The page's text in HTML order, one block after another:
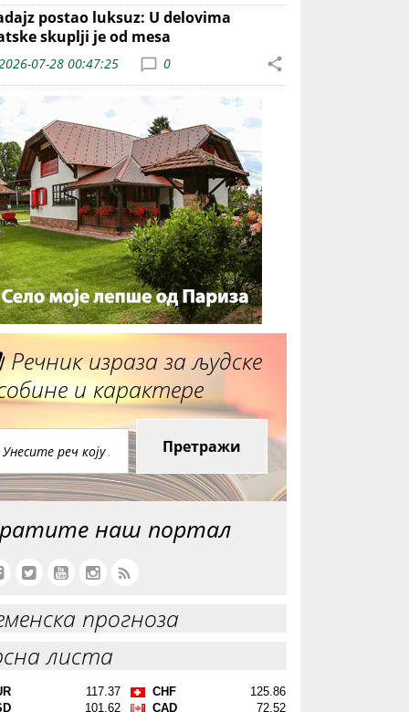
postao luksuz: U delovima
skuplji je od mesa
07-28 00:47:25 0
Речник израза за људске
и карактере
Претражи
наш портал
прогноза
листа